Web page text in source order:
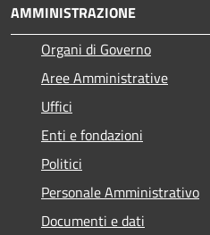
AMMINISTRAZIONE
Organi di Governo
Aree Amministrative
Uffici
Enti e fondazioni
Politici
Personale Amministrativo
Documenti e dati